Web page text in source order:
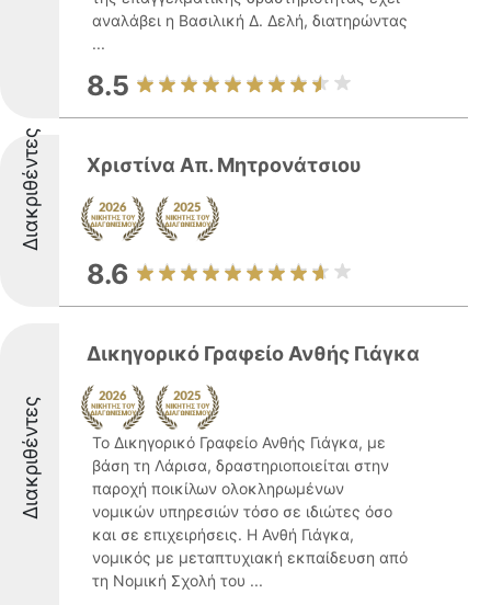
αναλάβει η Βασιλική Δ. Δελή, διατηρώντας
...
8.5
Διακριθέντες Χριστίνα Απ. Μητρονάτσιου
8.6
Διακριθέντες
Δικηγορικό Γραφείο Ανθής Γιάγκα
Το Δικηγορικό Γραφείο Ανθής Γιάγκα, με
βάση τη Λάρισα, δραστηριοποιείται στην
παροχή ποικίλων ολοκληρωμένων
νομικών υπηρεσιών τόσο σε ιδιώτες όσο
και σε επιχειρήσεις. Η Ανθή Γιάγκα,
νομικός με μεταπτυχιακή εκπαίδευση από
τη Νομική Σχολή του ...